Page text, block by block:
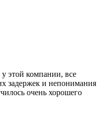
этой компании, все
задержек и непонимания
очень хорошего